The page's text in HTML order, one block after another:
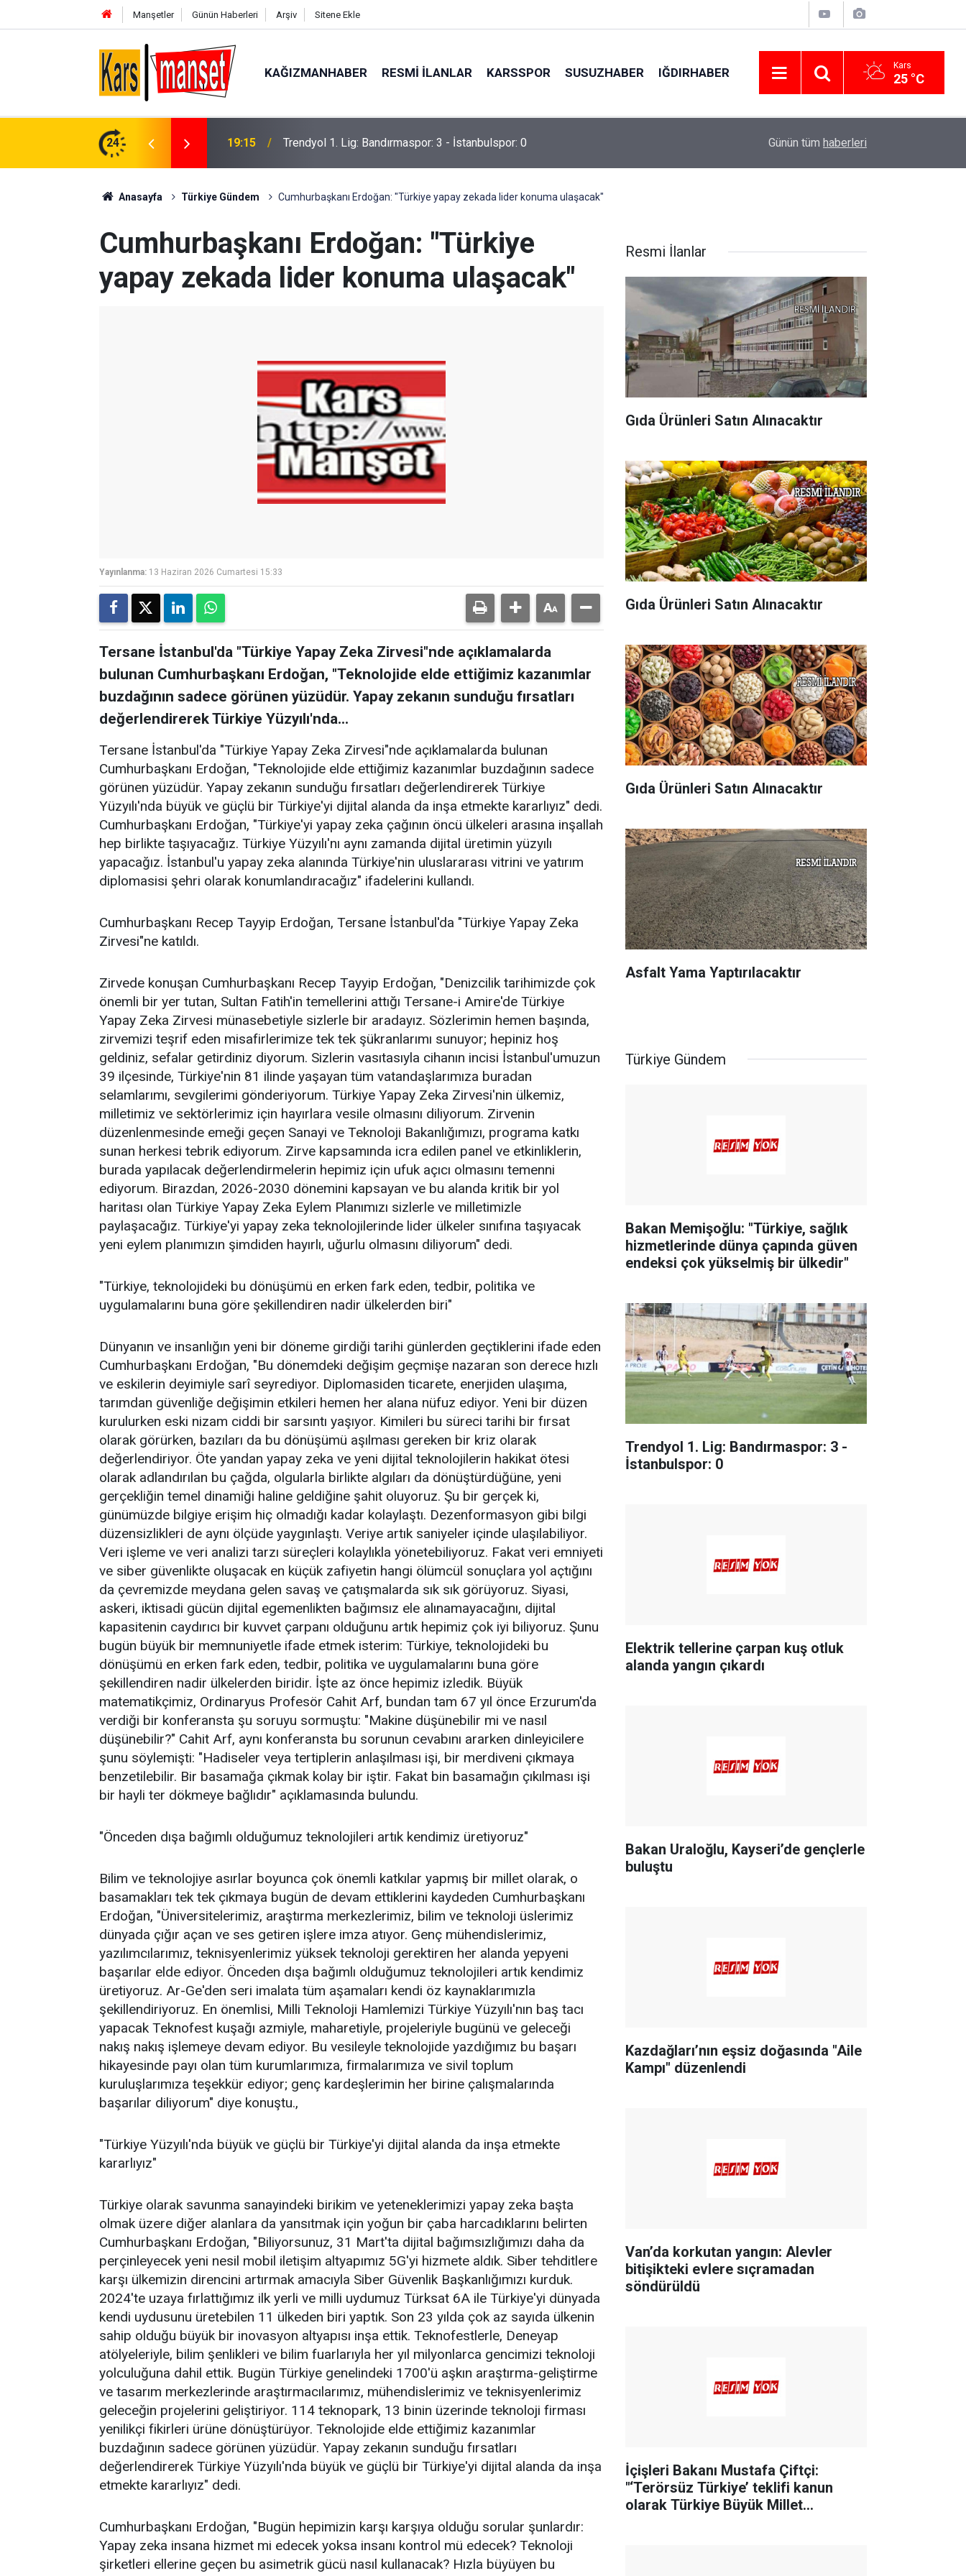
Manşetler Günün Haberleri Arşiv Sitene Ekle
KAĞIZMANHABER RESMI İLANLAR KARSSPOR SUSUZHABER IĞDIRHABER Kars
25 °C
24 19:12 Elektrik tellerine çarpan kuş otluk alanda yangın çıkardı Bakan Uraloğlu, Kayseri’de gençlerle buluştu
Günün tüm haberleri
Anasayfa Türkiye Gündem Cumhurbaşkanı Erdoğan: "Türkiye yapay zekada lider konuma ulaşacak"
Cumhurbaşkanı Erdoğan: "Türkiye
yapay zekada lider konuma ulaşacak"
Yayınlanma: 13 Haziran 2026 Cumartesi 15:33
Tersane İstanbul'da "Türkiye Yapay Zeka Zirvesi"nde açıklamalarda
bulunan Cumhurbaşkanı Erdoğan, "Teknolojide elde ettiğimiz kazanımlar
buzdağının sadece görünen yüzüdür. Yapay zekanın sunduğu fırsatları
değerlendirerek Türkiye Yüzyılı'nda...
Tersane İstanbul'da "Türkiye Yapay Zeka Zirvesi"nde açıklamalarda bulunan
Cumhurbaşkanı Erdoğan, "Teknolojide elde ettiğimiz kazanımlar buzdağının sadece
görünen yüzüdür. Yapay zekanın sunduğu fırsatları değerlendirerek Türkiye
Yüzyılı'nda büyük ve güçlü bir Türkiye'yi dijital alanda da inşa etmekte kararlıyız" dedi.
Cumhurbaşkanı Erdoğan, "Türkiye'yi yapay zeka çağının öncü ülkeleri arasına inşallah
hep birlikte taşıyacağız. Türkiye Yüzyılı'nı aynı zamanda dijital üretimin yüzyılı
yapacağız. İstanbul'u yapay zeka alanında Türkiye'nin uluslararası vitrini ve yatırım
diplomasisi şehri olarak konumlandıracağız" ifadelerini kullandı.
Cumhurbaşkanı Recep Tayyip Erdoğan, Tersane İstanbul'da "Türkiye Yapay Zeka
Zirvesi"ne katıldı.
Zirvede konuşan Cumhurbaşkanı Recep Tayyip Erdoğan, "Denizcilik tarihimizde çok
önemli bir yer tutan, Sultan Fatih'in temellerini attığı Tersane-i Amire'de Türkiye
Yapay Zeka Zirvesi münasebetiyle sizlerle bir aradayız. Sözlerimin hemen başında,
zirvemizi teşrif eden misafirlerimize tek tek şükranlarımı sunuyor; hepiniz hoş
geldiniz, sefalar getirdiniz diyorum. Sizlerin vasıtasıyla cihanın incisi İstanbul'umuzun
39 ilçesinde, Türkiye'nin 81 ilinde yaşayan tüm vatandaşlarımıza buradan
selamlarımı, sevgilerimi gönderiyorum. Türkiye Yapay Zeka Zirvesi'nin ülkemiz,
milletimiz ve sektörlerimiz için hayırlara vesile olmasını diliyorum. Zirvenin
düzenlenmesinde emeği geçen Sanayi ve Teknoloji Bakanlığımızı, programa katkı
sunan herkesi tebrik ediyorum. Zirve kapsamında icra edilen panel ve etkinliklerin,
burada yapılacak değerlendirmelerin hepimiz için ufuk açıcı olmasını temenni
ediyorum. Birazdan, 2026-2030 dönemini kapsayan ve bu alanda kritik bir yol
haritası olan Türkiye Yapay Zeka Eylem Planımızı sizlerle ve milletimizle
paylaşacağız. Türkiye'yi yapay zeka teknolojilerinde lider ülkeler sınıfına taşıyacak
yeni eylem planımızın şimdiden hayırlı, uğurlu olmasını diliyorum" dedi.
"Türkiye, teknolojideki bu dönüşümü en erken fark eden, tedbir, politika ve
uygulamalarını buna göre şekillendiren nadir ülkelerden biri"
Dünyanın ve insanlığın yeni bir döneme girdiği tarihi günlerden geçtiklerini ifade eden
Cumhurbaşkanı Erdoğan, "Bu dönemdeki değişim geçmişe nazaran son derece hızlı
ve eskilerin deyimiyle sarî seyrediyor. Diplomasiden ticarete, enerjiden ulaşıma,
tarımdan güvenliğe değişimin etkileri hemen her alana nüfuz ediyor. Yeni bir düzen
kurulurken eski nizam ciddi bir sarsıntı yaşıyor. Kimileri bu süreci tarihi bir fırsat
olarak görürken, bazıları da bu dönüşümü aşılması gereken bir kriz olarak
değerlendiriyor. Öte yandan yapay zeka ve yeni dijital teknolojilerin hakikat ötesi
olarak adlandırılan bu çağda, olgularla birlikte algıları da dönüştürdüğüne, yeni
gerçekliğin temel dinamiği haline geldiğine şahit oluyoruz. Şu bir gerçek ki,
günümüzde bilgiye erişim hiç olmadığı kadar kolaylaştı. Dezenformasyon gibi bilgi
düzensizlikleri de aynı ölçüde yaygınlaştı. Veriye artık saniyeler içinde ulaşılabiliyor.
Veri işleme ve veri analizi tarzı süreçleri kolaylıkla yönetebiliyoruz. Fakat veri emniyeti
ve siber güvenlikte oluşacak en küçük zafiyetin hangi ölümcül sonuçlara yol açtığını
da çevremizde meydana gelen savaş ve çatışmalarda sık sık görüyoruz. Siyasi,
askeri, iktisadi gücün dijital egemenlikten bağımsız ele alınamayacağını, dijital
kapasitenin caydırıcı bir kuvvet çarpanı olduğunu artık hepimiz çok iyi biliyoruz. Şunu
bugün büyük bir memnuniyetle ifade etmek isterim: Türkiye, teknolojideki bu
dönüşümü en erken fark eden, tedbir, politika ve uygulamalarını buna göre
şekillendiren nadir ülkelerden biridir. İşte az önce hepimiz izledik. Büyük
matematikçimiz, Ordinaryus Profesör Cahit Arf, bundan tam 67 yıl önce Erzurum'da
verdiği bir konferansta şu soruyu sormuştu: "Makine düşünebilir mi ve nasıl
düşünebilir?" Cahit Arf, aynı konferansta bu sorunun cevabını ararken dinleyicilere
şunu söylemişti: "Hadiseler veya tertiplerin anlaşılması işi, bir merdiveni çıkmaya
benzetilebilir. Bir basamağa çıkmak kolay bir iştir. Fakat bin basamağın çıkılması işi
bir hayli ter dökmeye bağlıdır" açıklamasında bulundu.
"Önceden dışa bağımlı olduğumuz teknolojileri artık kendimiz üretiyoruz"
Bilim ve teknolojiye asırlar boyunca çok önemli katkılar yapmış bir millet olarak, o
basamakları tek tek çıkmaya bugün de devam ettiklerini kaydeden Cumhurbaşkanı
Erdoğan, "Üniversitelerimiz, araştırma merkezlerimiz, bilim ve teknoloji üslerimiz
dünyada çığır açan ve ses getiren işlere imza atıyor. Genç mühendislerimiz,
yazılımcılarımız, teknisyenlerimiz yüksek teknoloji gerektiren her alanda yepyeni
başarılar elde ediyor. Önceden dışa bağımlı olduğumuz teknolojileri artık kendimiz
üretiyoruz. Ar-Ge'den seri imalata tüm aşamaları kendi öz kaynaklarımızla
şekillendiriyoruz. En önemlisi, Milli Teknoloji Hamlemizi Türkiye Yüzyılı'nın baş tacı
yapacak Teknofest kuşağı azmiyle, maharetiyle, projeleriyle bugünü ve geleceği
nakış nakış işlemeye devam ediyor. Bu vesileyle teknolojide yazdığımız bu başarı
hikayesinde payı olan tüm kurumlarımıza, firmalarımıza ve sivil toplum
kuruluşlarımıza teşekkür ediyor; genç kardeşlerimin her birine çalışmalarında
başarılar diliyorum" diye konuştu.,
"Türkiye Yüzyılı'nda büyük ve güçlü bir Türkiye'yi dijital alanda da inşa etmekte
kararlıyız"
Türkiye olarak savunma sanayindeki birikim ve yeteneklerimizi yapay zeka başta
olmak üzere diğer alanlara da yansıtmak için yoğun bir çaba harcadıklarını belirten
Cumhurbaşkanı Erdoğan, "Biliyorsunuz, 31 Mart'ta dijital bağımsızlığımızı daha da
perçinleyecek yeni nesil mobil iletişim altyapımız 5G'yi hizmete aldık. Siber tehditlere
karşı ülkemizin direncini artırmak amacıyla Siber Güvenlik Başkanlığımızı kurduk.
2024'te uzaya fırlattığımız ilk yerli ve milli uydumuz Türksat 6A ile Türkiye'yi dünyada
kendi uydusunu üretebilen 11 ülkeden biri yaptık. Son 23 yılda çok az sayıda ülkenin
sahip olduğu büyük bir inovasyon altyapısı inşa ettik. Teknofestlerle, Deneyap
atölyeleriyle, bilim şenlikleri ve bilim fuarlarıyla her yıl milyonlarca gencimizi teknoloji
yolculuğuna dahil ettik. Bugün Türkiye genelindeki 1700'ü aşkın araştırma-geliştirme
ve tasarım merkezlerinde araştırmacılarımız, mühendislerimiz ve teknisyenlerimiz
geleceğin projelerini geliştiriyor. 114 teknopark, 13 binin üzerinde teknoloji firması
yenilikçi fikirleri ürüne dönüştürüyor. Teknolojide elde ettiğimiz kazanımlar
buzdağının sadece görünen yüzüdür. Yapay zekanın sunduğu fırsatları
değerlendirerek Türkiye Yüzyılı'nda büyük ve güçlü bir Türkiye'yi dijital alanda da inşa
etmekte kararlıyız" dedi.
Cumhurbaşkanı Erdoğan, "Bugün hepimizin karşı karşıya olduğu sorular şunlardır:
Yapay zeka insana hizmet mi edecek yoksa insanı kontrol mü edecek? Teknoloji
şirketleri ellerine geçen bu asimetrik gücü nasıl kullanacak? Hızla büyüyen bu
Resmi İlanlar
Gıda Ürünleri Satın Alınacaktır
Gıda Ürünleri Satın Alınacaktır
Gıda Ürünleri Satın Alınacaktır
Asfalt Yama Yaptırılacaktır
Türkiye Gündem
Bakan Memişoğlu: "Türkiye, sağlık
hizmetlerinde dünya çapında güven
endeksi çok yükselmiş bir ülkedir"
Trendyol 1. Lig: Bandırmaspor: 3 -
İstanbulspor: 0
Elektrik tellerine çarpan kuş otluk
alanda yangın çıkardı
Bakan Uraloğlu, Kayseri’de gençlerle
buluştu
Kazdağları’nın eşsiz doğasında "Aile
Kampı" düzenlendi
Van’da korkutan yangın: Alevler
bitişikteki evlere sıçramadan
söndürüldü
İçişleri Bakanı Mustafa Çiftçi:
"‘Terörsüz Türkiye’ teklifi kanun
olarak Türkiye Büyük Millet